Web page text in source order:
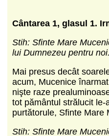
Cântarea 1, glasul 1.
Stih: Sfinte Mare
lui Dumnezeu pentru noi.
Mai presus decât
acum, Mucenice
nişte raze
tot pământul strălucit le-
purtătorule, Sfinte Mare
Stih: Sfinte Mare